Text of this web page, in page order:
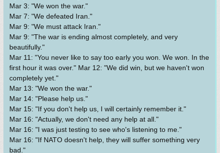
Mar 3: "We won the war."
Mar 7: "We defeated Iran."
Mar 9: "We must attack Iran."
Mar 9: "The war is ending almost completely, and very
beautifully."
Mar 11: "You never like to say too early you won. We won. In the
first hour it was over." Mar 12: "We did win, but we haven't won
completely yet."
Mar 13: "We won the war."
Mar 14: "Please help us."
Mar 15: "If you don't help us, I will certainly remember it."
Mar 16: "Actually, we don't need any help at all."
Mar 16: "I was just testing to see who's listening to me."
Mar 16: "If NATO doesn't help, they will suffer something very
bad."